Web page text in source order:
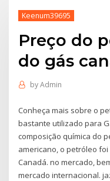
Keenum39695
Preço do
do gás
byAdmin
Conheça mais sobre o
bastante utilizado para
composição química do
americano, o petróleo
Canadá. no mercado,
mercado internacional.